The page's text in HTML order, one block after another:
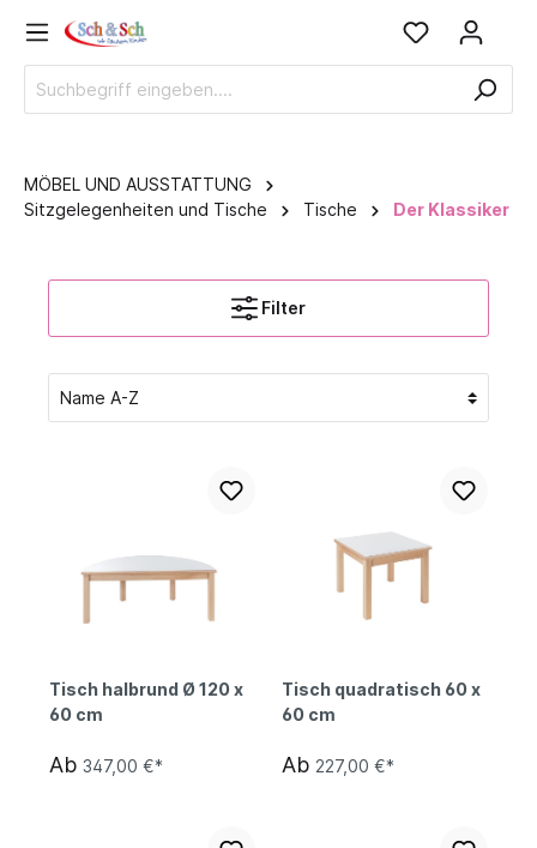
MÖBEL UND AUSSTATTUNG
Sitzgelegenheiten und Tische
Tische Der Klassiker
Filter
Tisch halbrund Ø 120 x
60 cm
Ab 347,00 €*
Tisch quadratisch 60 x
60 cm
Ab 227,00 €*